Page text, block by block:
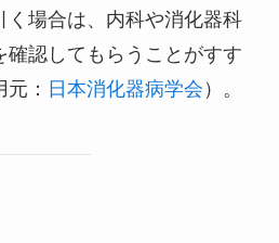
く場合は、内科や消化器科
確認してもらうことがすす
： 日本消化器病学会 ）。